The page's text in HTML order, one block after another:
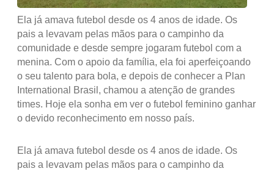
Ela já amava futebol desde os 4 anos de idade. Os
pais a levavam pelas mãos para o campinho da
comunidade e desde sempre jogaram futebol com a
menina. Com o apoio da família, ela foi aperfeiçoando
o seu talento para bola, e depois de conhecer a Plan
International Brasil, chamou a atenção de grandes
times. Hoje ela sonha em ver o futebol feminino ganhar
o devido reconhecimento em nosso país.
Ela já amava futebol desde os 4 anos de idade. Os
pais a levavam pelas mãos para o campinho da